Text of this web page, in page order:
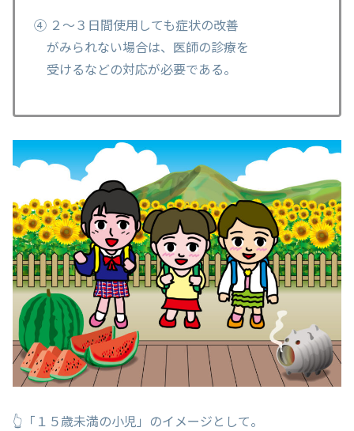
④ ２～３日間使用しても症状の改善
がみられない場合は、医師の診療を
受けるなどの対応が必要である。
👆「１５歳未満の小児」のイメージとして。